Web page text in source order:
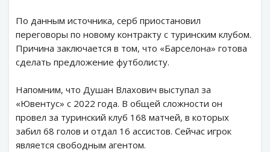
По данным источника, серб приостановил
переговоры по новому контракту с туринским клубом.
Причина заключается в том, что «Барселона» готова
сделать предложение футболисту.
Напомним, что Душан Влахович выступал за
«Ювентус» с 2022 года. В общей сложности он
провел за туринский клуб 168 матчей, в которых
забил 68 голов и отдал 16 ассистов. Сейчас игрок
является свободным агентом.